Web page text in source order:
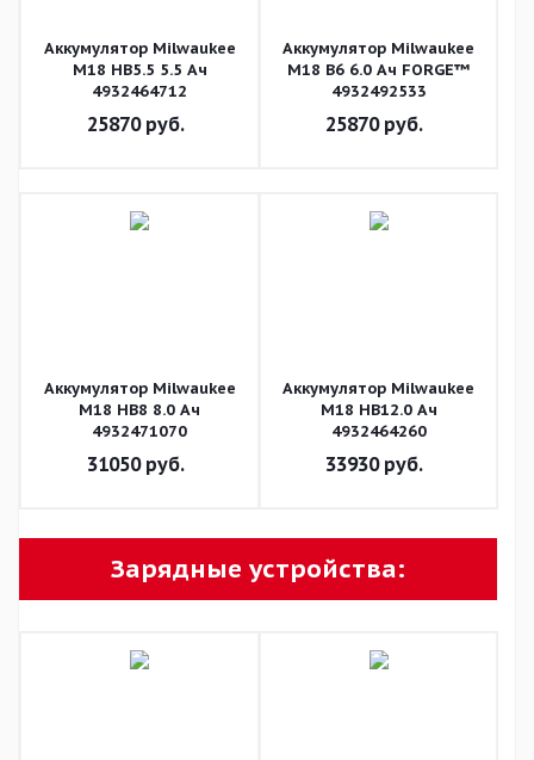
Аккумулятор Milwaukee
M18 HB5.5 5.5 Ач
4932464712
25870руб.
Аккумулятор Milwaukee
M18 B6 6.0 Ач FORGE™
4932492533
25870руб.
Аккумулятор Milwaukee
M18 HB8 8.0 Ач
4932471070
31050руб.
Аккумулятор Milwaukee
M18 HB12.0 Ач
4932464260
33930руб.
Зарядные устройства: